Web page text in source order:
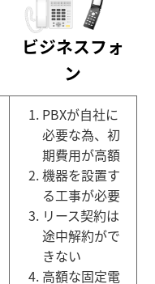
ビジネスフォ
ン
PBXが自社に
必要な為、初
期費用が高額
機器を設置す
る工事が必要
リース契約は
途中解約がで
きない
高額な固定電